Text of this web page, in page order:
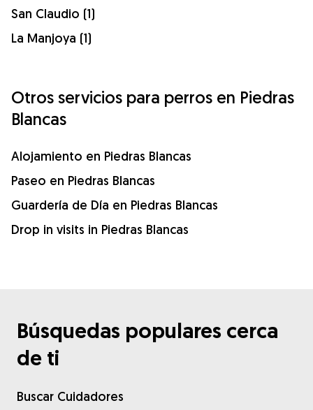
San Claudio (1)
La Manjoya (1)
Otros servicios para perros en Piedras
Blancas
Alojamiento en Piedras Blancas
Paseo en Piedras Blancas
Guardería de Día en Piedras Blancas
Drop in visits in Piedras Blancas
Búsquedas populares cerca
de ti
Buscar Cuidadores